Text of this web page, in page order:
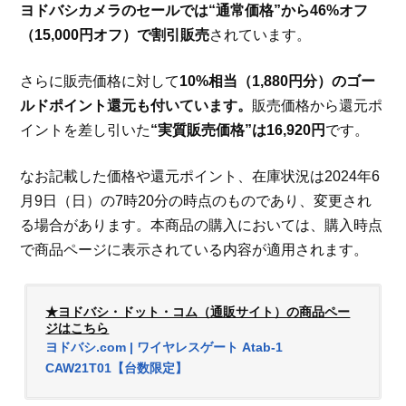
ヨドバシカメラのセールでは“通常価格”から46%オフ
（15,000円オフ）で割引販売されています。
さらに販売価格に対して10%相当（1,880円分）のゴー
ルドポイント還元も付いています。 販売価格から還元ポ
イントを差し引いた“実質販売価格”は16,920円 です。
なお記載した価格や還元ポイント、在庫状況は2024年6
月9日（日）の7時20分の時点のものであり、変更され
る場合があります。本商品の購入においては、購入時点
で商品ページに表示されている内容が適用されます。
★ヨドバシ・ドット・コム（通販サイト）の商品ペー
ジはこちら
ヨドバシ.com | ワイヤレスゲート Atab-1
CAW21T01【台数限定】